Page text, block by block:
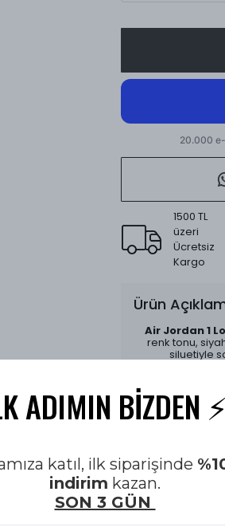
1500 TL
üzeri
Ücretsiz
Kargo
Ürün
Air Jordan 1
renk tonu,
siluetiyle
Tam kalıplı
malzemesi
ürünümüz orjinali
Jordan 1 Low
ikonik bir spor
üretilen bu
arada
mükemmel uyum
dikkat
Tasarım ve
Ayakkabının üst
ADIMIN BİZDEN ⚡️
katıl, ilk siparişinde
indirim kazan.
SON 3 GÜN